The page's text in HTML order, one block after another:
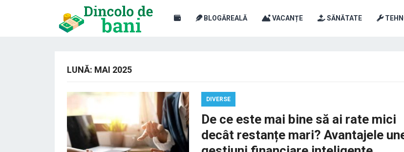
BLOGĂREALĂ VACANȚE SĂNĂTATE
LUNĂ: MAI 2025
DIVERSE
De ce este mai bine să ai rate mici
decât restanțe mari? Avantajele